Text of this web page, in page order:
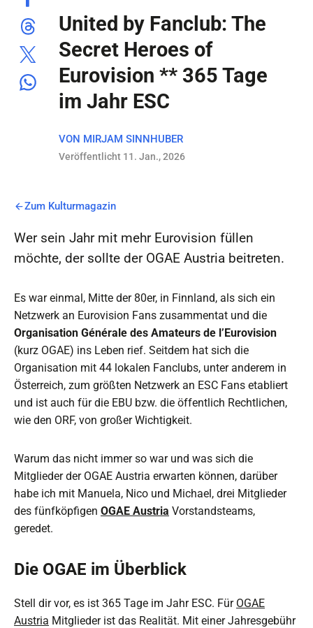
United by Fanclub: The
Secret Heroes of
Eurovision ** 365 Tage
im Jahr ESC
VON MIRJAM SINNHUBER
Veröffentlicht 11. Jan., 2026
Zum Kulturmagazin
Wer sein Jahr mit mehr Eurovision füllen
möchte, der sollte der OGAE Austria beitreten.
Es war einmal, Mitte der 80er, in Finnland, als sich ein
Netzwerk an Eurovision Fans zusammentat und die
Organisation Générale des Amateurs de l’Eurovision
(kurz OGAE) ins Leben rief. Seitdem hat sich die
Organisation mit 44 lokalen Fanclubs, unter anderem in
Österreich, zum größten Netzwerk an ESC Fans etabliert
und ist auch für die EBU bzw. die öffentlich Rechtlichen,
wie den ORF, von großer Wichtigkeit.
Warum das nicht immer so war und was sich die
Mitglieder der OGAE Austria erwarten können, darüber
habe ich mit Manuela, Nico und Michael, drei Mitglieder
des fünfköpfigen OGAE Austria Vorstandsteams,
geredet.
Die OGAE im Überblick
Stell dir vor, es ist 365 Tage im Jahr ESC. Für OGAE
Austria Mitglieder ist das Realität. Mit einer Jahresgebühr